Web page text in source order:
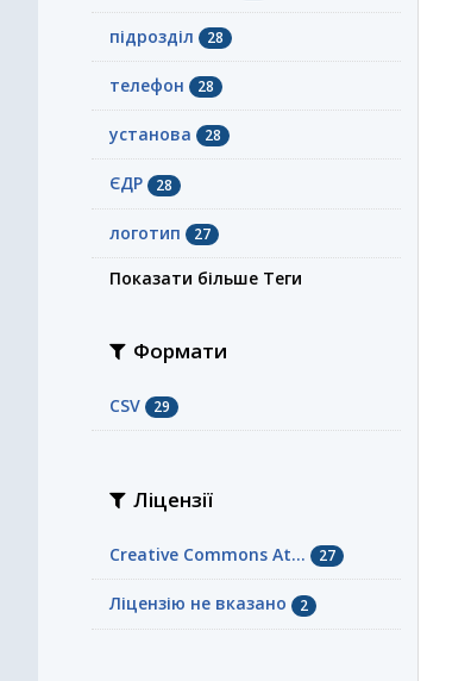
підрозділ 28
телефон 28
установа 28
ЄДР 28
логотип 27
Показати більше Теги
Формати
CSV 29
Ліцензії
Creative Commons At... 27
Ліцензію не вказано 2